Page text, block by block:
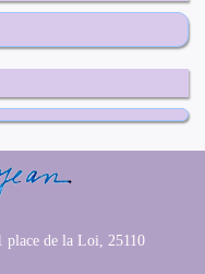
place de la Loi, 25110